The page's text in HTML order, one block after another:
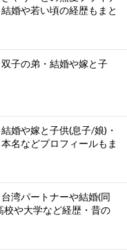
婚や若い頃の経歴もまと
子の弟・結婚や嫁と子
婚や嫁と子供(息子/娘)・
名などプロフィールもま
湾パートナーや結婚(同
校や大学など経歴・昔の